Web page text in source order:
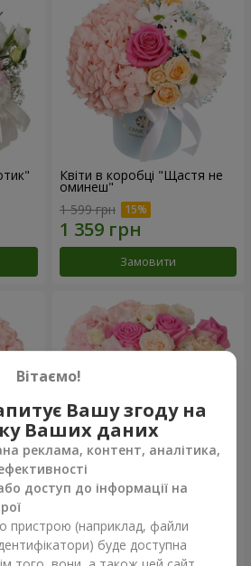
Квіти в коробці "Щастя не
оминеш"
1 599 грн
Замовити
Композиція "Barbie"
2 479 грн
Вітаємо!
Вашу згоду на
Ваших даних
реклама, контент, аналітика,
доступ до інформації на
пристрою (наприклад, файли
буде доступна